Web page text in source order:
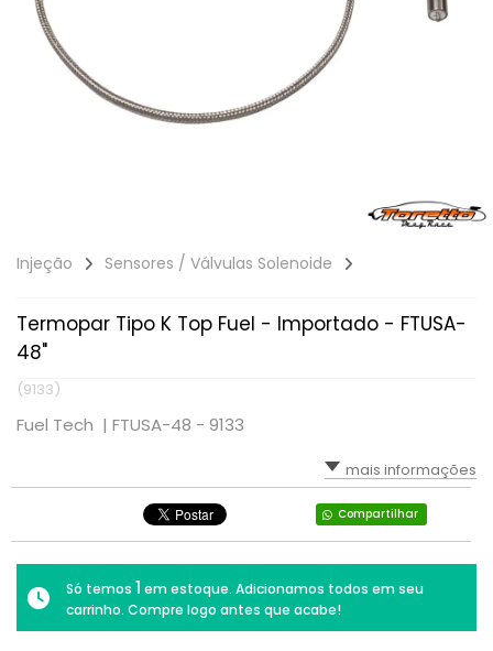
Injeção Sensores / Válvulas Solenoide
Termopar Tipo K Top Fuel - Importado - FTUSA-
48"
(9133)
Fuel Tech | FTUSA-48 - 9133
mais informações
Compartilhar
Só temos 1 em estoque. Adicionamos todos em seu
carrinho. Compre logo antes que acabe!